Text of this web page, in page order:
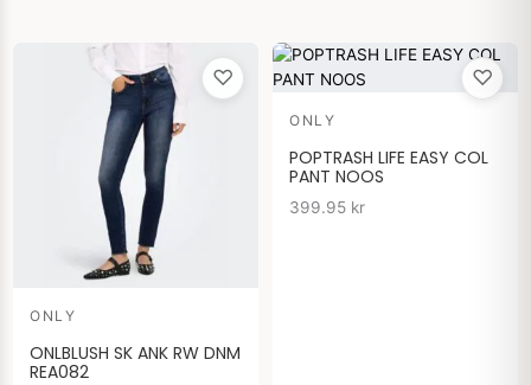
♡
ONLY
ONLBLUSH SK ANK RW DNM
REA082
♡
ONLY
POPTRASH LIFE EASY COL
PANT NOOS
399.95 kr